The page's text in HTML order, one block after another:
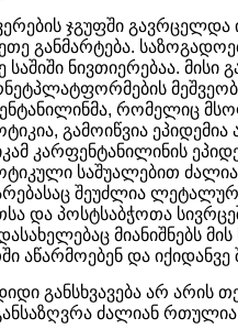
ჯგუფში
განმარტება.
საშიში ნივთიერებაა.
რომელიც
გამოიწვია
კარფენტანილინის
საშუალებით
შეუძლია
და პოსტსაბჭოთა
მიანიშნებს
აწარმოებენ და იქიდანვე
განსხვავება არ
ძალიან